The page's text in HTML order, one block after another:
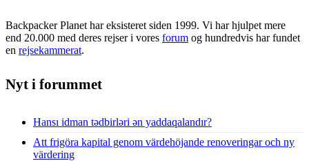
Backpacker Planet har eksisteret siden 1999. Vi har hjulpet mere
end 20.000 med deres rejser i vores forum og hundredvis har fundet
en rejsekammerat.
Nyt i forummet
Hansı idman tədbirləri ən yaddaqalandır?
Att frigöra kapital genom värdehöjande renoveringar och ny
värdering